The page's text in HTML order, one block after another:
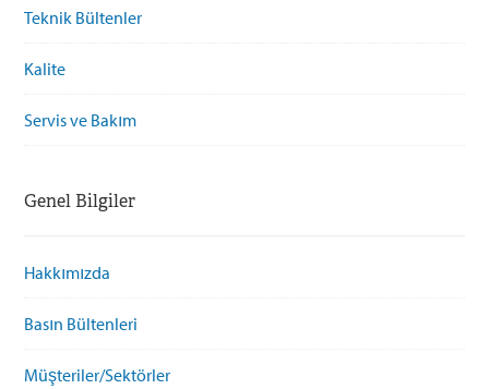
Teknik Bültenler
Kalite
Servis ve Bakım
Genel Bilgiler
Hakkımızda
Basın Bültenleri
Müşteriler/Sektörler